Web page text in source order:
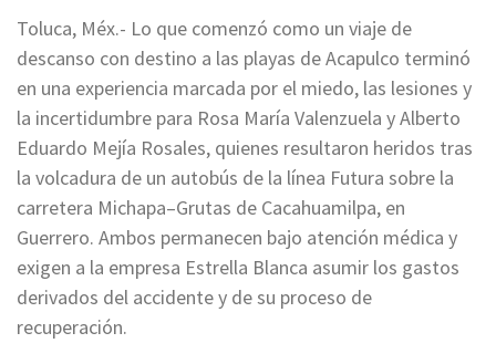
Toluca, Méx.- Lo que comenzó como un viaje de
descanso con destino a las playas de Acapulco terminó
en una experiencia marcada por el miedo, las lesiones y
la incertidumbre para Rosa María Valenzuela y Alberto
Eduardo Mejía Rosales, quienes resultaron heridos tras
la volcadura de un autobús de la línea Futura sobre la
carretera Michapa–Grutas de Cacahuamilpa, en
Guerrero. Ambos permanecen bajo atención médica y
exigen a la empresa Estrella Blanca asumir los gastos
derivados del accidente y de su proceso de
recuperación.